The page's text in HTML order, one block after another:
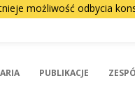
możliwość odbycia
PUBLIKACJE